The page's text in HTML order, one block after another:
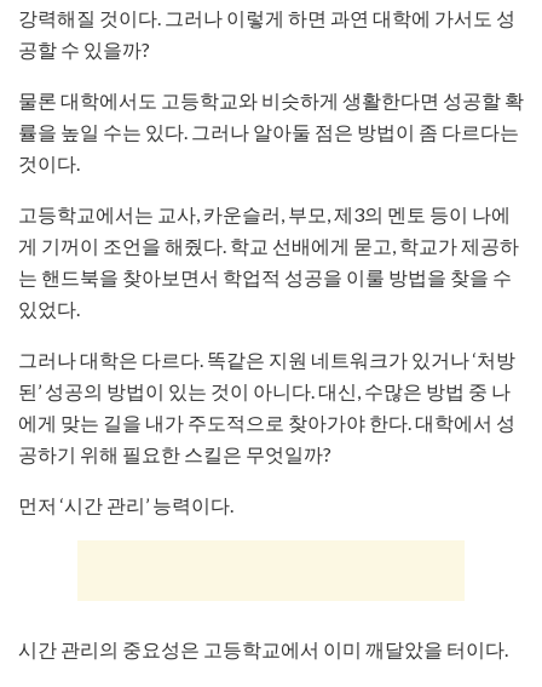
강력해질 것이다. 그러나 이렇게 하면 과연 대학에 가서도 성
공할 수 있을까?
물론 대학에서도 고등학교와 비슷하게 생활한다면 성공할 확
률을 높일 수는 있다. 그러나 알아둘 점은 방법이 좀 다르다는
것이다.
고등학교에서는 교사, 카운슬러, 부모, 제3의 멘토 등이 나에
게 기꺼이 조언을 해줬다. 학교 선배에게 묻고, 학교가 제공하
는 핸드북을 찾아보면서 학업적 성공을 이룰 방법을 찾을 수
있었다.
그러나 대학은 다르다. 똑같은 지원 네트워크가 있거나 ‘처방
된’ 성공의 방법이 있는 것이 아니다. 대신, 수많은 방법 중 나
에게 맞는 길을 내가 주도적으로 찾아가야 한다. 대학에서 성
공하기 위해 필요한 스킬은 무엇일까?
먼저 ‘시간 관리’ 능력이다.
시간 관리의 중요성은 고등학교에서 이미 깨달았을 터이다.